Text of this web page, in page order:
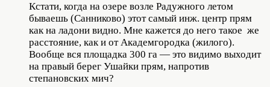
Кстати, когда на озере возле Радужного летом
бываешь (Санниково) этот самый инж. центр прям
как на ладони видно. Мне кажется до него такое же
расстояние, как и от Академгородка (жилого).
Вообще вся площадка 300 га — это видимо выходит
на правый берег Ушайки прям, напротив
степановских мич?